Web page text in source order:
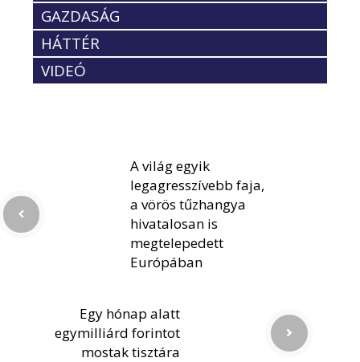
GAZDASÁG
HÁTTÉR
VIDEÓ
A világ egyik
legagresszívebb faja,
a vörös tűzhangya
hivatalosan is
megtelepedett
Európában
Egy hónap alatt
egymilliárd forintot
mostak tisztára